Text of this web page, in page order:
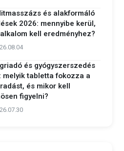
és alakformáló
2026: mennyibe kerül,
kell eredményhez?
és gyógyszerszedés
melyik tabletta fokozza a
és mikor kell
figyelni?